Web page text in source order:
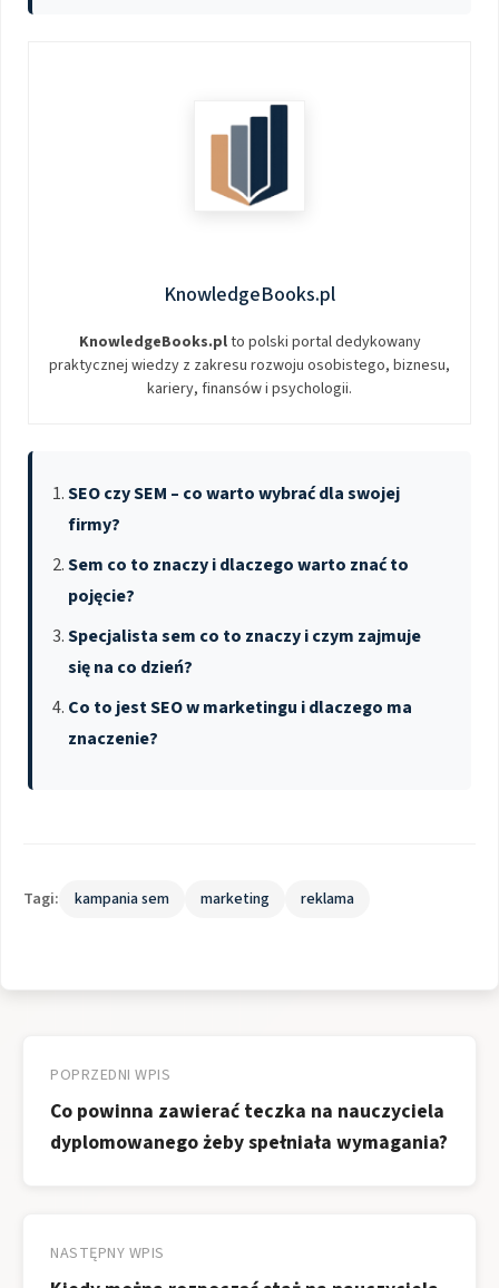
KnowledgeBooks.pl
KnowledgeBooks.plto polski portal dedykowany
praktycznej wiedzy z zakresu rozwoju osobistego, biznesu,
kariery, finansów i psychologii.
SEO czy SEM – co warto wybrać dla swojej
firmy?
Sem co to znaczy i dlaczego warto znać to
pojęcie?
Specjalista sem co to znaczy i czym zajmuje
się na co dzień?
Co to jest SEO w marketingu i dlaczego ma
znaczenie?
Tagi: kampania sem marketing reklama
wpisu
POPRZEDNI WPIS
Co powinna zawierać teczka na nauczyciela
dyplomowanego żeby spełniała wymagania?
NASTĘPNY WPIS